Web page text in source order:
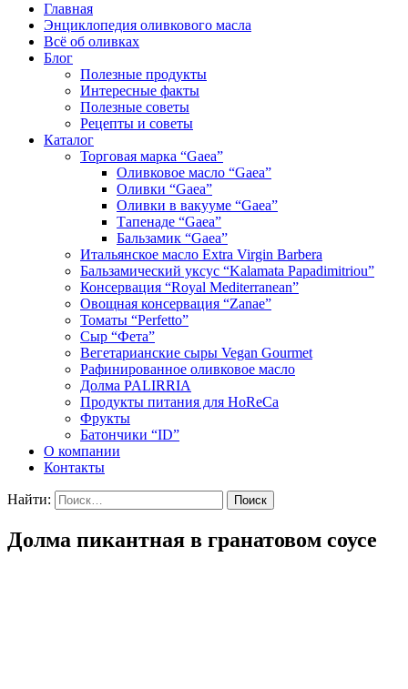
Главная
Энциклопедия оливкового масла
Всё об оливках
Блог
Полезные продукты
Интересные факты
Полезные советы
Рецепты и советы
Каталог
Торговая марка “Gaea”
Оливковое масло “Gaea”
Оливки “Gaea”
Оливки в вакууме “Gaea”
Тапенаде “Gaea”
Бальзамик “Gaea”
Итальянское масло Extra Virgin Barbera
Бальзамический уксус “Kalamata Papadimitriou”
Консервация “Royal Mediterranean”
Овощная консервация “Zanae”
Томаты “Perfetto”
Сыр “Фета”
Вегетарианские сыры Vegan Gourmet
Рафинированное оливковое масло
Долма PALIRRIA
Продукты питания для HoReCa
Фрукты
Батончики “ID”
О компании
Контакты
Найти:
Долма пикантная в гранатовом соусе